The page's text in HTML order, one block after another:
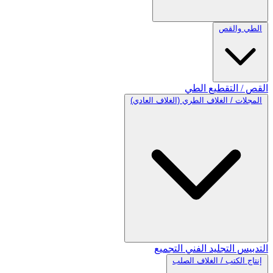
الطي والقص
القص / التقطيع الطي
المجلات / الغلاف الطري (الغلاف العادي)
التدبيس التجليد الفني التجميع
إنتاج الكتب / الغلاف الصلب